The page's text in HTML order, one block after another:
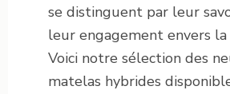
se distinguent par leur
leur engagement envers
Voici notre sélection des
matelas hybrides